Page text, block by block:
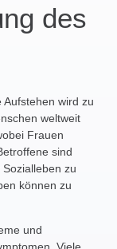
des
Aufstehen wird zu
weltweit
Frauen
sind
zu
können zu
und